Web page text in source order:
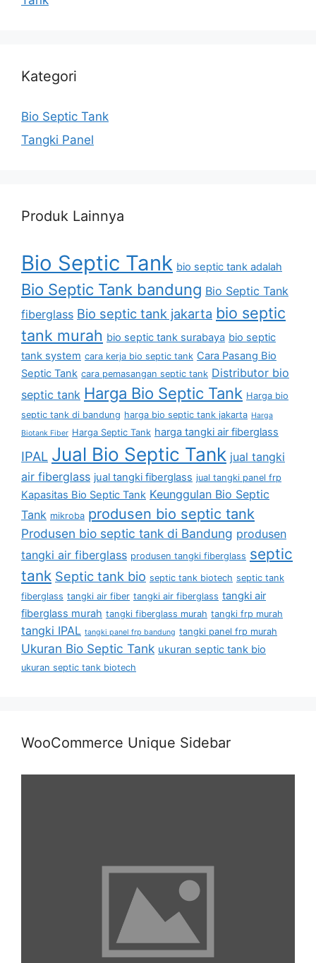
Kategori
Bio Septic Tank
Tangki Panel
Produk Lainnya
Bio Septic Tank bio septic tank adalah
Bio Septic Tank bandung Bio Septic Tank
fiberglass Bio septic tank jakarta bio septic
tank murah bio septic tank surabaya bio septic
tank system cara kerja bio septic tank Cara Pasang Bio
Septic Tank cara pemasangan septic tank Distributor bio
septic tank Harga Bio Septic Tank Harga bio
septic tank di bandung harga bio septic tank jakarta Harga
Biotank Fiber Harga Septic Tank harga tangki air fiberglass
IPAL Jual Bio Septic Tank jual tangki
air fiberglass jual tangki fiberglass jual tangki panel frp
Kapasitas Bio Septic Tank Keunggulan Bio Septic
Tank mikroba produsen bio septic tank
Produsen bio septic tank di Bandung produsen
tangki air fiberglass produsen tangki fiberglass septic
tank Septic tank bio septic tank biotech septic tank
fiberglass tangki air fiber tangki air fiberglass tangki air
fiberglass murah tangki fiberglass murah tangki frp murah
tangki IPAL tangki panel frp bandung tangki panel frp murah
Ukuran Bio Septic Tank ukuran septic tank bio
ukuran septic tank biotech
WooCommerce Unique Sidebar